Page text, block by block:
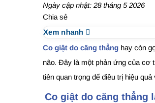
Ngày cập nhật: 28 tháng 5 2026
Chia sẻ
Xem nhanh
Co giật do căng thẳng hay còn
não. Đây là một phản ứng của cơ
tiên quan trọng để điều trị hiệu
Co giật do căng thẳng